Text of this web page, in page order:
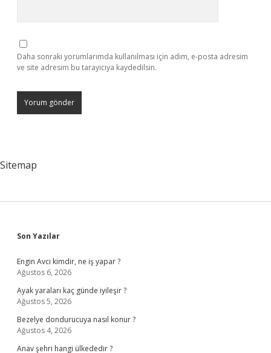
Daha sonraki yorumlarımda kullanılması için adım, e-posta adresim
ve site adresim bu tarayıcıya kaydedilsin.
Sitemap
Sidebar
Son Yazılar
Engin Avcı kimdir, ne iş yapar ?
Ağustos 6, 2026
Ayak yaraları kaç günde iyileşir ?
Ağustos 5, 2026
Bezelye dondurucuya nasıl konur ?
Ağustos 4, 2026
Anav şehri hangi ülkededir ?